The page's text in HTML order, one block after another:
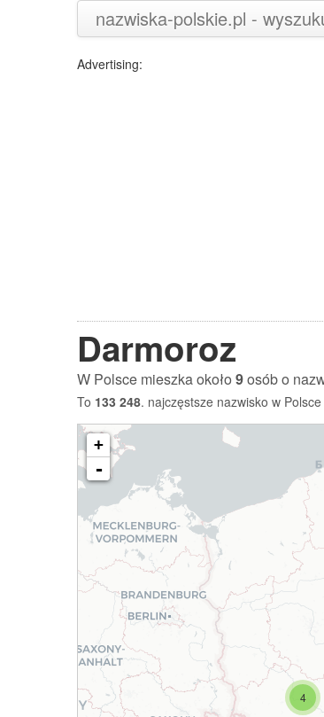
nazwiska-polskie.pl -
Advertising:
Darmoroz
W Polsce mieszka około9osób o
To 133 248. najczęstsze nazwisko w
4
+
-